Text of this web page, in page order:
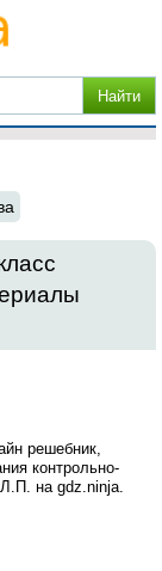
решебник,
контрольно-
на gdz.ninja.